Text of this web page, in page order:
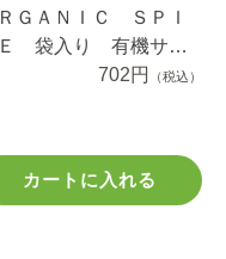
ＧＡＮＩＣ ＳＰＩ
袋入り 有機サフ
ン（ホール） ０.３ｇ
702円 （税込）
カートに入れる